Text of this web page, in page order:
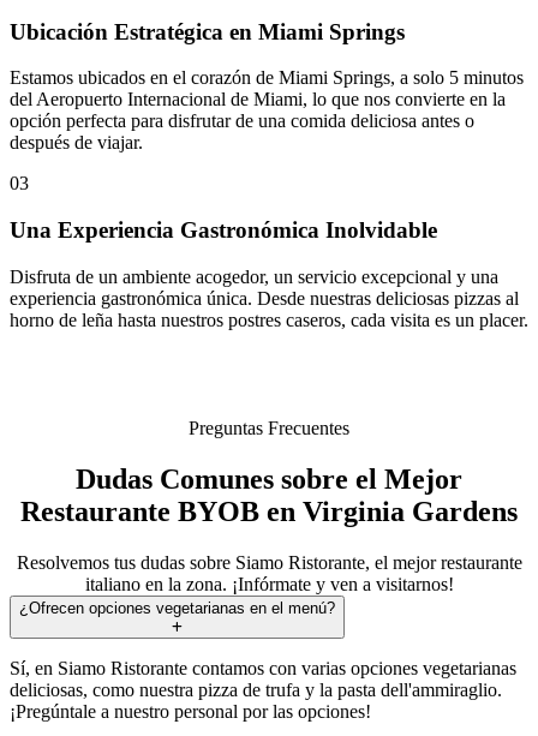
Ubicación Estratégica en Miami Springs
Estamos ubicados en el corazón de Miami Springs, a solo 5 minutos
del Aeropuerto Internacional de Miami, lo que nos convierte en la
opción perfecta para disfrutar de una comida deliciosa antes o
después de viajar.
03
Una Experiencia Gastronómica Inolvidable
Disfruta de un ambiente acogedor, un servicio excepcional y una
experiencia gastronómica única. Desde nuestras deliciosas pizzas al
horno de leña hasta nuestros postres caseros, cada visita es un placer.
Preguntas Frecuentes
Dudas Comunes sobre el Mejor
Restaurante BYOB en Virginia Gardens
Resolvemos tus dudas sobre Siamo Ristorante, el mejor restaurante
italiano en la zona. ¡Infórmate y ven a visitarnos!
¿Ofrecen opciones vegetarianas en el menú?
Sí, en Siamo Ristorante contamos con varias opciones vegetarianas
deliciosas, como nuestra pizza de trufa y la pasta dell'ammiraglio.
¡Pregúntale a nuestro personal por las opciones!